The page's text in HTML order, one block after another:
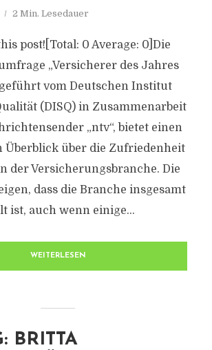
2 Min. Lesedauer
post![Total: 0 Average: 0]Die
„Versicherer des Jahres
vom Deutschen Institut
(DISQ) in Zusammenarbeit
„ntv“, bietet einen
Überblick über die Zufriedenheit
der Versicherungsbranche. Die
dass die Branche insgesamt
ist, auch wenn einige...
WEITERLESEN
BRITTA